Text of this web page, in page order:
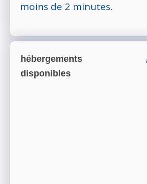
moins de 2 minutes.
hébergements
disponibles